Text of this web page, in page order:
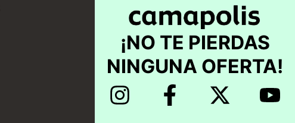
¡NO TE PIERDAS
NINGUNA OFERTA!